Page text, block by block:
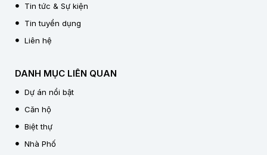
Tin tức & Sự kiện
Tin tuyển dụng
Liên hệ
DANH MỤC LIÊN QUAN
Dự án nổi bật
Căn hộ
Biệt thự
Nhà Phố